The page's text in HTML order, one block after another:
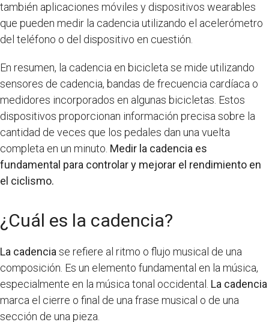
también aplicaciones móviles y dispositivos wearables
que pueden medir la cadencia utilizando el acelerómetro
del teléfono o del dispositivo en cuestión.
En resumen, la cadencia en bicicleta se mide utilizando
sensores de cadencia, bandas de frecuencia cardíaca o
medidores incorporados en algunas bicicletas. Estos
dispositivos proporcionan información precisa sobre la
cantidad de veces que los pedales dan una vuelta
completa en un minuto. Medir la cadencia es
fundamental para controlar y mejorar el rendimiento en
el ciclismo.
¿Cuál es la cadencia?
La cadencia se refiere al ritmo o flujo musical de una
composición. Es un elemento fundamental en la música,
especialmente en la música tonal occidental. La cadencia
marca el cierre o final de una frase musical o de una
sección de una pieza.